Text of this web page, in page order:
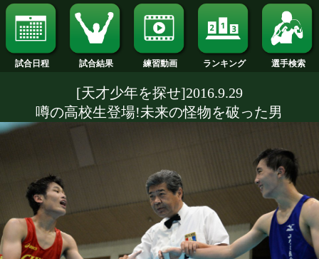
試合日程 試合結果 練習動画 ランキング
[天才少年を探せ]2016.9.29
噂の高校生登場!未来の怪物を破っ